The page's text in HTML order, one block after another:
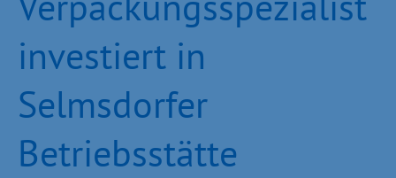
investiert in
Selmsdorfer
Betriebsstätte